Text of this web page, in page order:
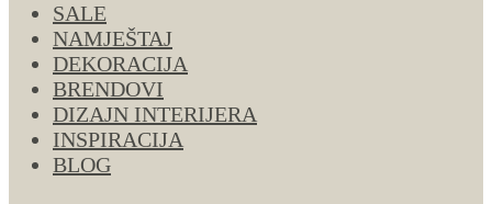
SALE
NAMJEŠTAJ
DEKORACIJA
BRENDOVI
DIZAJN INTERIJERA
INSPIRACIJA
BLOG